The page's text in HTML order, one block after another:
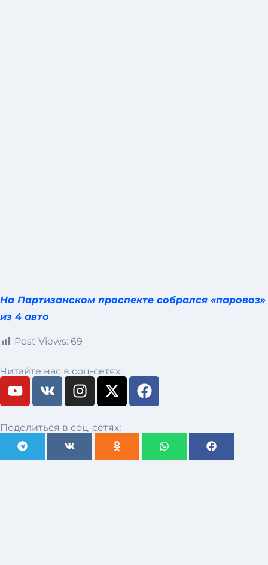
На Партизанском проспекте собрался «паровоз»
из 4 авто
Post Views: 69
Читайте нас в соц-сетях:
Поделиться в соц-сетях: